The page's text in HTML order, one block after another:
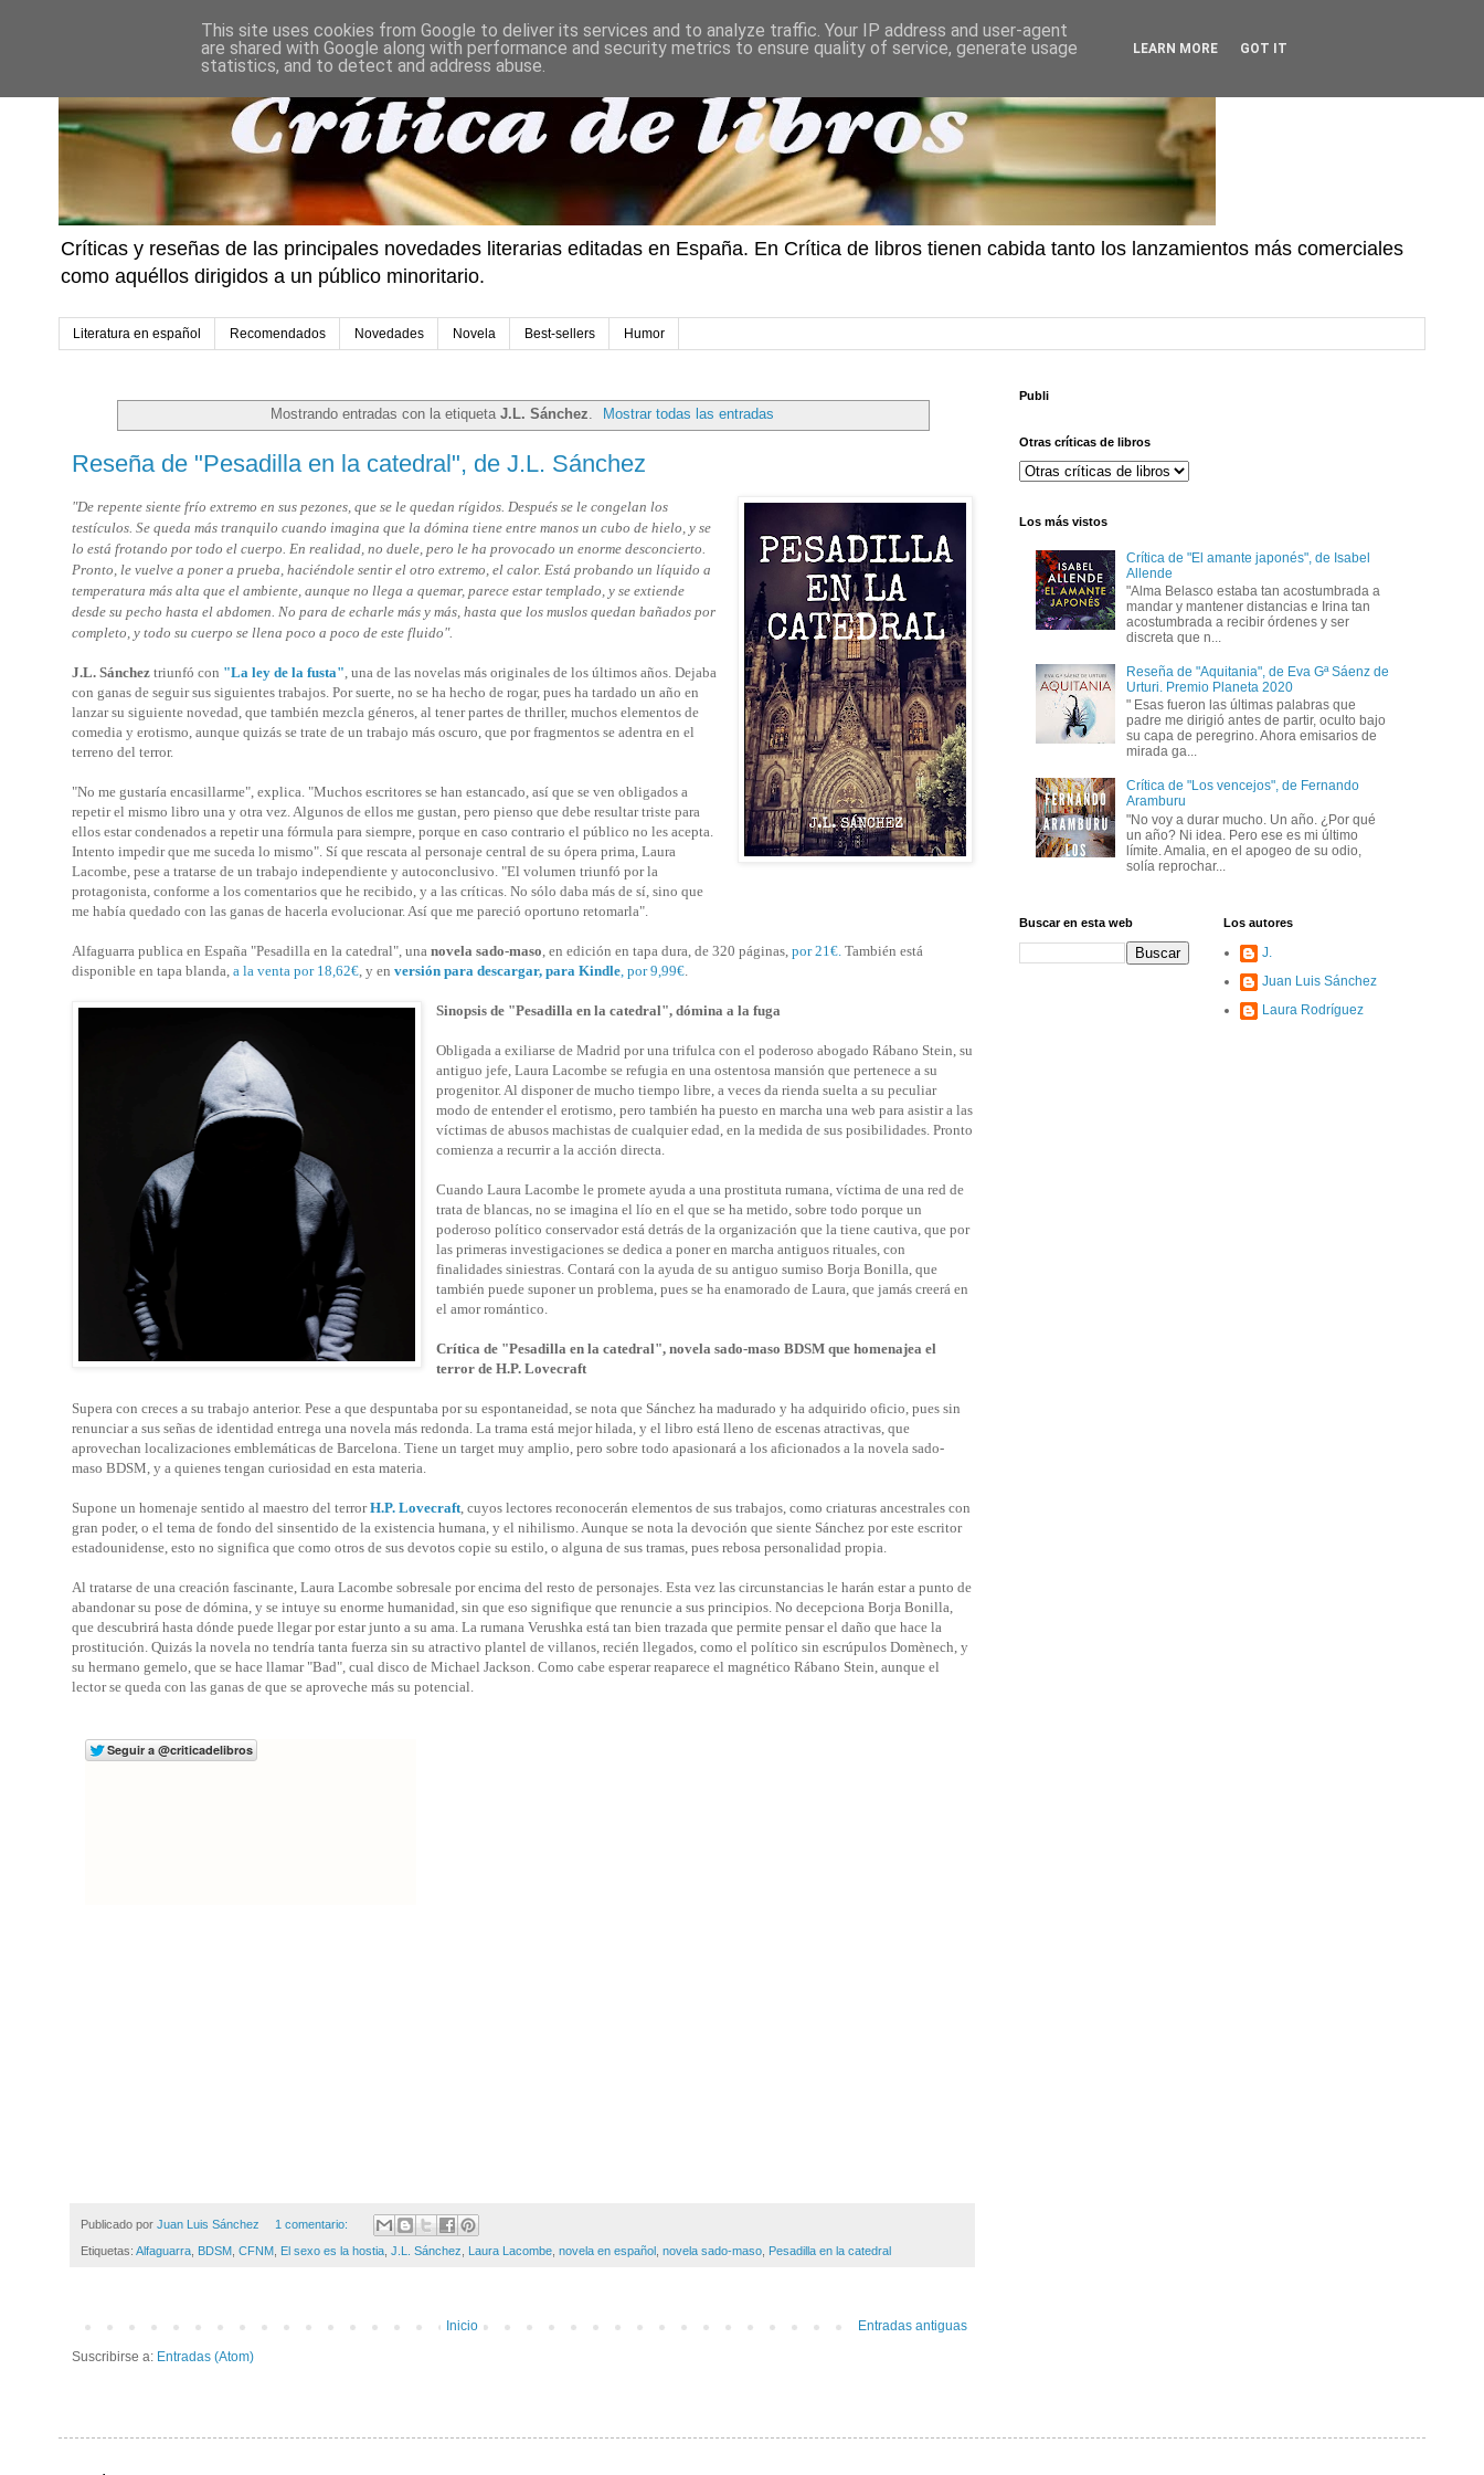
Críticas y reseñas de las principales novedades literarias editadas en España. En Crítica de libros tienen cabida tanto los lanzamientos más comerciales
como aquéllos dirigidos a un público minoritario.
Literatura en español Recomendados Novedades Novela Best-sellers Humor
Mostrando entradas con la etiqueta J.L. Sánchez. Mostrar todas las entradas
Reseña de "Pesadilla en la catedral", de J.L. Sánchez
"De repente siente frío extremo en sus pezones, que se le quedan rígidos. Después se le congelan los
testículos. Se queda más tranquilo cuando imagina que la dómina tiene entre manos un cubo de hielo, y se
lo está frotando por todo el cuerpo. En realidad, no duele, pero le ha provocado un enorme desconcierto.
Pronto, le vuelve a poner a prueba, haciéndole sentir el otro extremo, el calor. Está probando un líquido a
temperatura más alta que el ambiente, aunque no llega a quemar, parece estar templado, y se extiende
desde su pecho hasta el abdomen. No para de echarle más y más, hasta que los muslos quedan bañados por
completo, y todo su cuerpo se llena poco a poco de este fluido".
J.L. Sánchez triunfó con "La ley de la fusta" , una de las novelas más originales de los últimos años. Dejaba
con ganas de seguir sus siguientes trabajos. Por suerte, no se ha hecho de rogar, pues ha tardado un año en
lanzar su siguiente novedad, que también mezcla géneros, al tener partes de thriller, muchos elementos de
comedia y erotismo, aunque quizás se trate de un trabajo más oscuro, que por fragmentos se adentra en el
terreno del terror.
"No me gustaría encasillarme", explica. "Muchos escritores se han estancado, así que se ven obligados a
repetir el mismo libro una y otra vez. Algunos de ellos me gustan, pero pienso que debe resultar triste para
ellos estar condenados a repetir una fórmula para siempre, porque en caso contrario el público no les acepta.
Intento impedir que me suceda lo mismo". Sí que rescata al personaje central de su ópera prima, Laura
Lacombe, pese a tratarse de un trabajo independiente y autoconclusivo. "El volumen triunfó por la
protagonista, conforme a los comentarios que he recibido, y a las críticas. No sólo daba más de sí, sino que
me había quedado con las ganas de hacerla evolucionar. Así que me pareció oportuno retomarla".
Alfaguarra publica en España "Pesadilla en la catedral", una novela sado-maso , en edición en tapa dura, de 320 páginas, por 21€. También está
disponible en tapa blanda, a la venta por 18,62€ , y en versión para descargar, para Kindle , por 9,99€
Sinopsis de "Pesadilla en la catedral", dómina a la fuga
Obligada a exiliarse de Madrid por una trifulca con el poderoso abogado Rábano Stein, su
antiguo jefe, Laura Lacombe se refugia en una ostentosa mansión que pertenece a su
progenitor. Al disponer de mucho tiempo libre, a veces da rienda suelta a su peculiar
modo de entender el erotismo, pero también ha puesto en marcha una web para asistir a las
víctimas de abusos machistas de cualquier edad, en la medida de sus posibilidades. Pronto
comienza a recurrir a la acción directa.
Cuando Laura Lacombe le promete ayuda a una prostituta rumana, víctima de una red de
trata de blancas, no se imagina el lío en el que se ha metido, sobre todo porque un
poderoso político conservador está detrás de la organización que la tiene cautiva, que por
las primeras investigaciones se dedica a poner en marcha antiguos rituales, con
finalidades siniestras. Contará con la ayuda de su antiguo sumiso Borja Bonilla, que
también puede suponer un problema, pues se ha enamorado de Laura, que jamás creerá en
el amor romántico.
Crítica de "Pesadilla en la catedral", novela sado-maso BDSM que homenajea el
terror de H.P. Lovecraft
Supera con creces a su trabajo anterior. Pese a que despuntaba por su espontaneidad, se nota que Sánchez ha madurado y ha adquirido oficio, pues sin
renunciar a sus señas de identidad entrega una novela más redonda. La trama está mejor hilada, y el libro está lleno de escenas atractivas, que
aprovechan localizaciones emblemáticas de Barcelona. Tiene un target muy amplio, pero sobre todo apasionará a los aficionados a la novela sado-
maso BDSM, y a quienes tengan curiosidad en esta materia.
Supone un homenaje sentido al maestro del terrorH.P. Lovecraft , cuyos lectores reconocerán elementos de sus trabajos, como criaturas ancestrales con
gran poder, o el tema de fondo del sinsentido de la existencia humana, y el nihilismo. Aunque se nota la devoción que siente Sánchez por este escritor
estadounidense, esto no significa que como otros de sus devotos copie su estilo, o alguna de sus tramas, pues rebosa personalidad propia.
Al tratarse de una creación fascinante, Laura Lacombe sobresale por encima del resto de personajes. Esta vez las circunstancias le harán estar a punto de
abandonar su pose de dómina, y se intuye su enorme humanidad, sin que eso signifique que renuncie a sus principios. No decepciona Borja Bonilla,
que descubrirá hasta dónde puede llegar por estar junto a su ama. La rumana Verushka está tan bien trazada que permite pensar el daño que hace la
prostitución. Quizás la novela no tendría tanta fuerza sin su atractivo plantel de villanos, recién llegados, como el político sin escrúpulos Domènech, y
su hermano gemelo, que se hace llamar "Bad", cual disco de Michael Jackson. Como cabe esperar reaparece el magnético Rábano Stein, aunque el
lector se queda con las ganas de que se aproveche más su potencial.
Publicado por Juan Luis Sánchez 1 comentario:
Etiquetas: Alfaguarra BDSM CFNM El sexo es la hostia J.L. Sánchez Laura Lacombe novela en español novela sado-maso Pesadilla en la catedral
Entradas antiguas
Inicio
Suscribirse a: Entradas (Atom)
Publi
Otras críticas de libros
Los más vistos
Crítica de "El amante japonés", de Isabel
Allende
"Alma Belasco estaba tan acostumbrada a
mandar y mantener distancias e Irina tan
acostumbrada a recibir órdenes y ser
discreta que n...
Reseña de "Aquitania", de Eva Gª Sáenz de
Urturi. Premio Planeta 2020
" Esas fueron las últimas palabras que
padre me dirigió antes de partir, oculto bajo
su capa de peregrino. Ahora emisarios de
mirada ga...
Crítica de "Los vencejos", de Fernando
Aramburu
"No voy a durar mucho. Un año. ¿Por qué
un año? Ni idea. Pero ese es mi último
límite. Amalia, en el apogeo de su odio,
solía reprochar...
Buscar en esta web Los autores
J.
Juan Luis Sánchez
Laura Rodríguez
This site uses cookies from Google to deliver its services and to analyze traffic. Your IP address and user-agent
are shared with Google along with performance and security metrics to ensure quality of service, generate usage
statistics, and to detect and address abuse.
LEARN MORE GOT IT